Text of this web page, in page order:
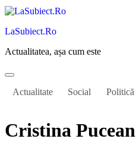
LaSubiect.Ro
Actualitatea, așa cum este
Actualitate Social Politică
Cristina Pucean